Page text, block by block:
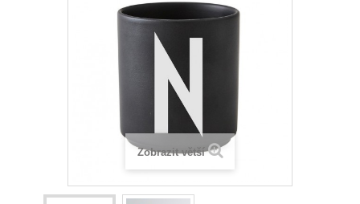
Zobrazit větší